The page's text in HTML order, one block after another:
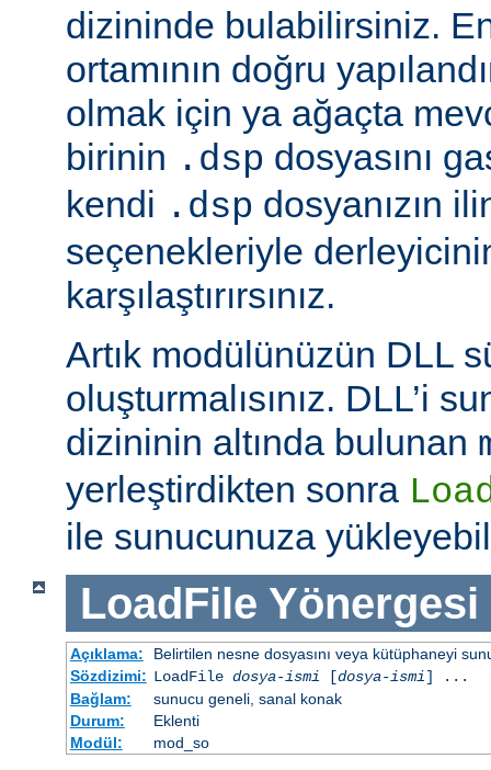
dizininde bulabilirsiniz.
ortamının doğru
olmak için ya ağaçta
birinin .dsp dosyasını
kendi .dsp dosyanızın
seçenekleriyle
karşılaştırırsınız.
Artık modülünüzün DLL
oluşturmalısınız. DLL’i
dizininin altında bulunan
yerleştirdikten sonra
ile sunucunuza
LoadFile Yönergesi
Açıklama:
Belirtilen nesne dosyasını veya kütüphaneyi
Sözdizimi: LoadFile dosya-ismi [dosya-ismi] ...
Bağlam:
sunucu geneli, sanal konak
Durum:
Eklenti
Modül:
mod_so